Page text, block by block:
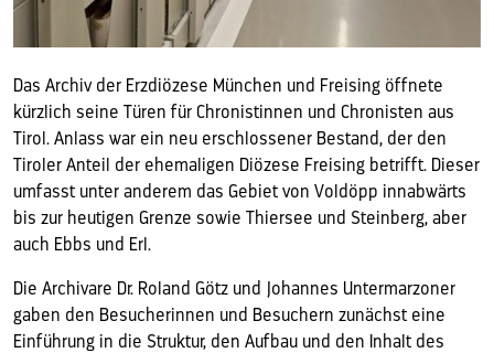
Das Archiv der Erzdiözese München und Freising öffnete
kürzlich seine Türen für Chronistinnen und Chronisten aus
Tirol. Anlass war ein neu erschlossener Bestand, der den
Tiroler Anteil der ehemaligen Diözese Freising betrifft. Dieser
umfasst unter anderem das Gebiet von Voldöpp innabwärts
bis zur heutigen Grenze sowie Thiersee und Steinberg, aber
auch Ebbs und Erl.
Die Archivare Dr. Roland Götz und Johannes Untermarzoner
gaben den Besucherinnen und Besuchern zunächst eine
Einführung in die Struktur, den Aufbau und den Inhalt des